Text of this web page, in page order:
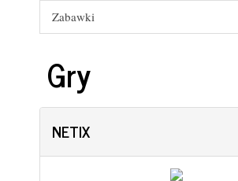
Zabawki
Gry
NETIX